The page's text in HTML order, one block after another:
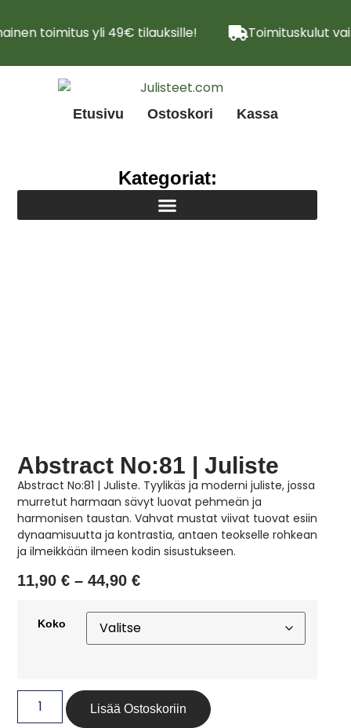
toimitus yli 49€ tilauksille! Toimituskulut
Etusivu Ostoskori Kassa
Kategoriat:
Abstract No:81 | Juliste
Abstract No:81 | Juliste. Tyylikäs ja moderni juliste, jossa
murretut harmaan sävyt luovat pehmeän ja
harmonisen taustan. Vahvat mustat viivat tuovat esiin
dynaamisuutta ja kontrastia, antaen teokselle rohkean
ja ilmeikkään ilmeen kodin sisustukseen.
11,90€ – 44,90€
Koko
Lisää Ostoskoriin